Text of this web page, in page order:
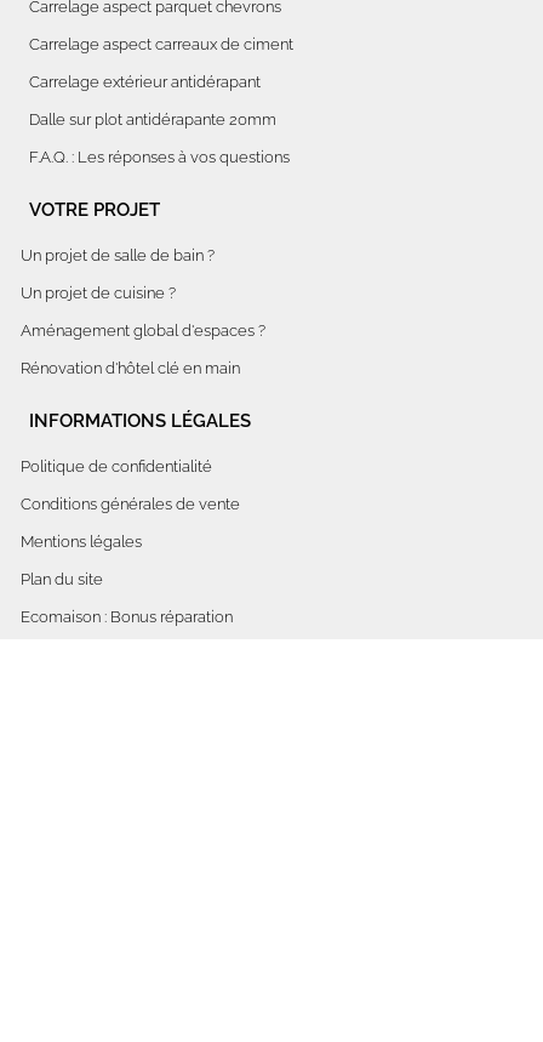
Carrelage aspect parquet chevrons
Carrelage aspect carreaux de ciment
Carrelage extérieur antidérapant
Dalle sur plot antidérapante 20mm
F.A.Q. : Les réponses à vos questions
VOTRE PROJET
Un projet de salle de bain ?
Un projet de cuisine ?
Aménagement global d'espaces ?
Rénovation d'hôtel clé en main
INFORMATIONS LÉGALES
Politique de confidentialité
Conditions générales de vente
Mentions légales
Plan du site
Ecomaison : Bonus réparation